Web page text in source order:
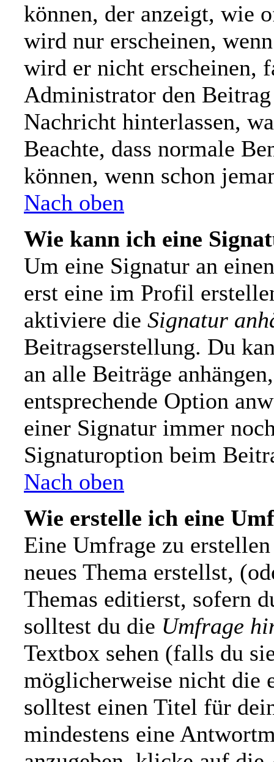
können, der anzeigt, wie
wird nur erscheinen,
wird er nicht erscheinen,
Administrator den
Nachricht hinterlassen,
Beachte, dass normale
können, wenn schon
Nach oben
Wie kann ich eine
Um eine Signatur an
erst eine im Profil
aktiviere die Signatur
Beitragserstellung. Du
an alle Beiträge
entsprechende Option
einer Signatur immer
Signaturoption beim
Nach oben
Wie erstelle ich eine
Eine Umfrage zu
neues Thema erstellst,
Themas editierst, sofern
solltest du die Umfrage
Textbox sehen (falls du
möglicherweise nicht die
solltest einen Titel für
mindestens eine